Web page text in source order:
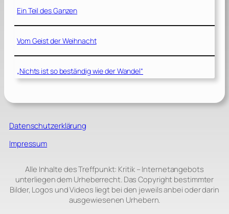
Ein Teil des Ganzen
Vom Geist der Weihnacht
„Nichts ist so beständig wie der Wandel“
Datenschutzerklärung
Impressum
Alle Inhalte des Treffpunkt: Kritik – Internetangebots
unterliegen dem Urheberrecht. Das Copyright bestimmter
Bilder, Logos und Videos liegt bei den jeweils anbei oder darin
ausgewiesenen Urhebern.